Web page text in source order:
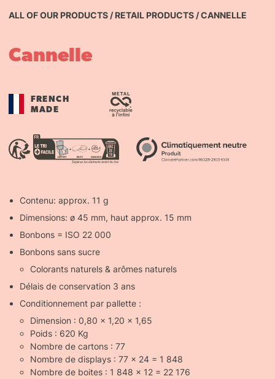
ALL OF OUR PRODUCTS /RETAIL PRODUCTS /CANNELLE
Cannelle
FRENCH
MADE
Contenu: approx. 11 g
Dimensions: ø 45 mm, haut approx. 15 mm
Bonbons = ISO 22 000
Bonbons sans sucre
Colorants naturels & arômes naturels
Délais de conservation 3 ans
Conditionnement par pallette :
Dimension : 0,80 x 1,20 x 1,65
Poids : 620 Kg
Nombre de cartons : 77
Nombre de displays : 77 x 24 = 1 848
Nombre de boites : 1 848 x 12 = 22 176